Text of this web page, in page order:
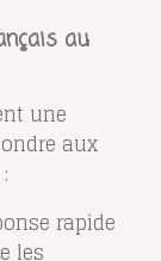
au
une
aux
rapide
les